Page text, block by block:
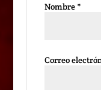
Nombre *
Correo